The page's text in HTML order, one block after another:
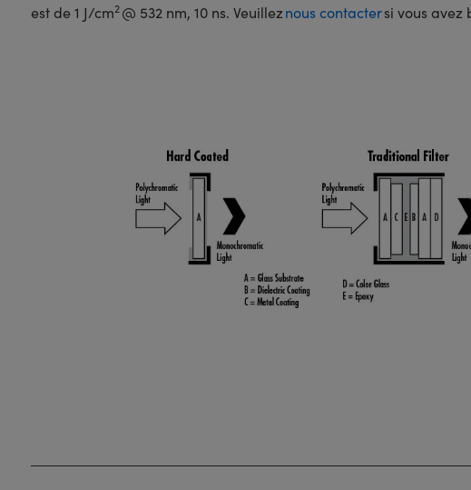
est de 1 J/cm2@ 532 nm, 10 ns. Veuilleznous contactersi vous avez